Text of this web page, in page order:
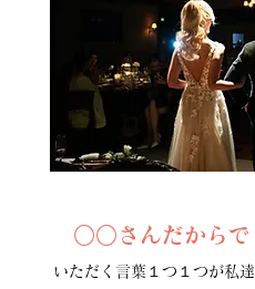
○○さんだからで
いただく言葉１つ１つが私